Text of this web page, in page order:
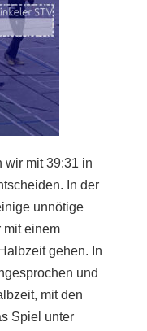
wir mit 39:31 in
In der
unnötige
mit einem
gehen. In
und
mit den
Spiel unter